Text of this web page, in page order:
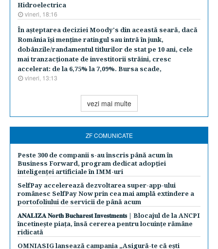
Hidroelectrica
vineri, 18:16
În aşteptarea deciziei Moody's din această seară, dacă
România îşi menţine ratingul sau intră în junk,
dobânzile/randamentul titlurilor de stat pe 10 ani, cele
mai tranzacţionate de investitorii străini, cresc
accelerat: de la 6,75% la 7,09%. Bursa scade,
vineri, 13:13
vezi mai multe
ZF COMUNICATE
Peste 300 de companii s-au înscris până acum în
Business Forward, program dedicat adopției
inteligenței artificiale în IMM-uri
SelfPay accelerează dezvoltarea super-app-ului
românesc SelfPay Now prin cea mai amplă extindere a
portofoliului de servicii de până acum
𝐀𝐍𝐀𝐋𝐈𝐙𝐀 𝐍𝐨𝐫𝐭𝐡 𝐁𝐮𝐜𝐡𝐚𝐫𝐞𝐬𝐭 𝐈𝐧𝐯𝐞𝐬𝐭𝐦𝐞𝐧𝐭𝐬 | Blocajul de la ANCPI
încetinește piața, însă cererea pentru locuințe rămâne
ridicată
OMNIASIG lansează campania „Asigură-te că ești